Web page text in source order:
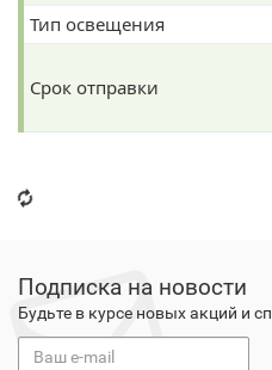
Тип освещения
Срок отправки
Подписка на новости
Будьте в курсе новых акций и